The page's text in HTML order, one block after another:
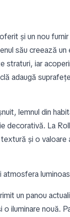
și un nou furnir
său creează
straturi, iar
adaugă
lemnul din
decorativă. La
și o valoare
atmosfera
un panou
iluminare nouă.